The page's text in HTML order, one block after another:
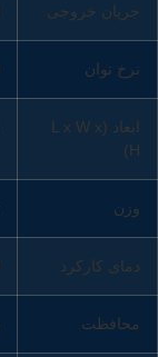
جریان خروجی
نرخ توان
ابعاد (L x W x
H)
وزن
دمای کارکرد
محافظت